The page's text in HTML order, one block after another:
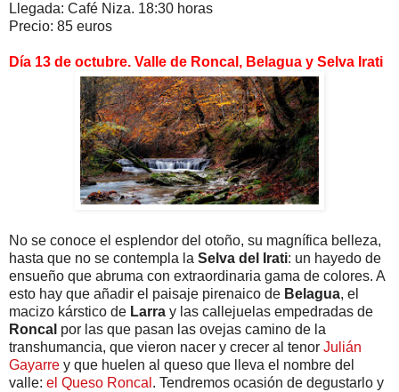
Llegada: Café Niza. 18:30 horas
Precio: 85 euros
Día 13 de octubre. Valle de Roncal, Belagua y Selva Irati
No se conoce el esplendor del otoño, su magnífica belleza,
hasta que no se contempla la Selva del Irati: un hayedo de
ensueño que abruma con extraordinaria gama de colores. A
esto hay que añadir el paisaje pirenaico de Belagua, el
macizo kárstico de Larra y las callejuelas empedradas de
Roncal por las que pasan las ovejas camino de la
transhumancia, que vieron nacer y crecer al tenor Julián
Gayarre y que huelen al queso que lleva el nombre del
valle: el Queso Roncal . Tendremos ocasión de degustarlo y